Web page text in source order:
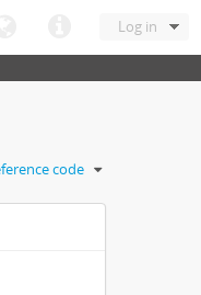
Log in
code